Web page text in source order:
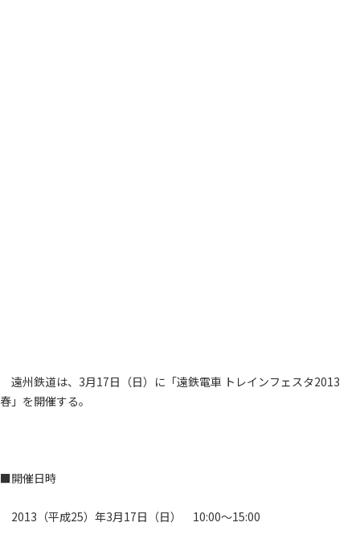
遠州鉄道は、3月17日（日）に「遠鉄電車 トレインフェスタ2013
春」を開催する。
■開催日時
2013（平成25）年3月17日（日） 10:00～15:00